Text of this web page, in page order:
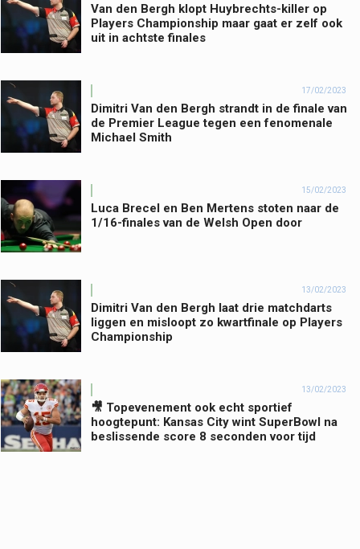
Van den Bergh klopt Huybrechts-killer op
Players Championship maar gaat er zelf ook
uit in achtste finales
17/02/2023
Dimitri Van den Bergh strandt in de finale van
de Premier League tegen een fenomenale
Michael Smith
15/02/2023
Luca Brecel en Ben Mertens stoten naar de
1/16-finales van de Welsh Open door
13/02/2023
Dimitri Van den Bergh laat drie matchdarts
liggen en misloopt zo kwartfinale op Players
Championship
13/02/2023
🎥 Topevenement ook echt sportief
hoogtepunt: Kansas City wint SuperBowl na
beslissende score 8 seconden voor tijd